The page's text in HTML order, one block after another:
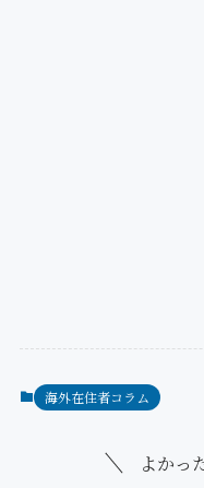
海外在住者コラム
よかっ